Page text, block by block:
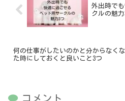
外出時で
クルの魅力
何の仕事がしたいのかと分からなく
た時にしておくと良いこと3つ
コメント